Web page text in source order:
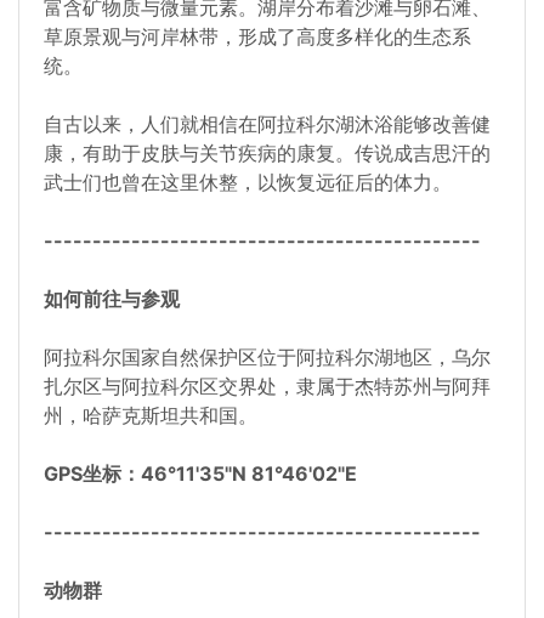
富含矿物质与微量元素。湖岸分布着沙滩与卵石滩、
草原景观与河岸林带，形成了高度多样化的生态系
统。
自古以来，人们就相信在阿拉科尔湖沐浴能够改善健
康，有助于皮肤与关节疾病的康复。传说成吉思汗的
武士们也曾在这里休整，以恢复远征后的体力。
---------------------------------------------
如何前往与参观
阿拉科尔国家自然保护区位于阿拉科尔湖地区，乌尔
扎尔区与阿拉科尔区交界处，隶属于杰特苏州与阿拜
州，哈萨克斯坦共和国。
GPS坐标：46°11'35"N 81°46'02"E
---------------------------------------------
动物群